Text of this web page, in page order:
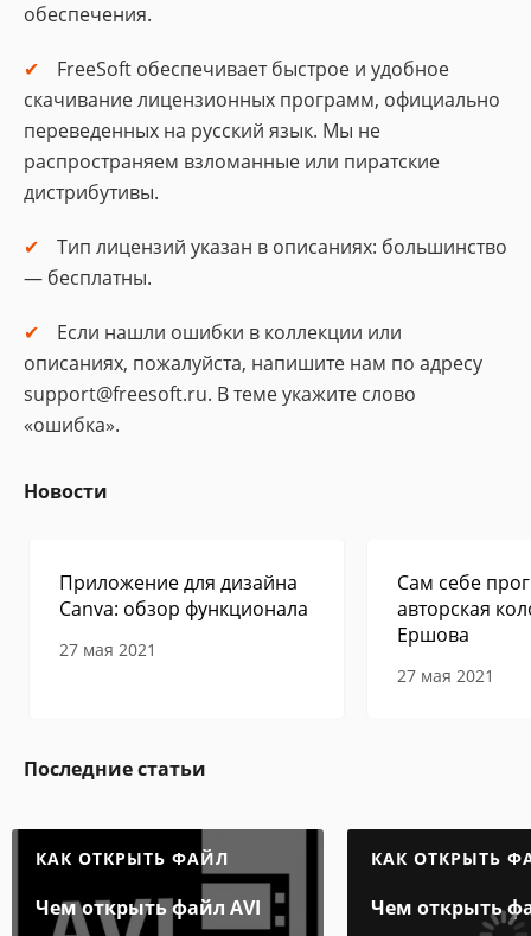
обеспечения.
FreeSoft обеспечивает быстрое и удобное
скачивание лицензионных программ, официально
переведенных на русский язык. Мы не
распространяем взломанные или пиратские
дистрибутивы.
Тип лицензий указан в описаниях: большинство
— бесплатны.
Если нашли ошибки в коллекции или
описаниях, пожалуйста, напишите нам по адресу
support@freesoft.ru. В теме укажите слово
«ошибка».
Новости
Приложение для дизайна
Canva: обзор функционала
27 мая 2021
Сам себе
авторская
Ершова
27 мая 2021
Последние статьи
КАК ОТКРЫТЬ ФАЙЛ
Чем открыть файл AVI
КАК ОТКРЫТЬ
Чем открыть